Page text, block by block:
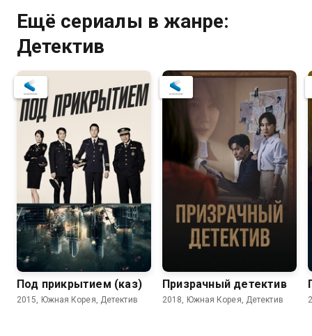
Ещё сериалы в жанре:
Детектив
Под прикрытием (каз)
2015, Южная Корея, Детектив
Призрачный детектив
2018, Южная Корея, Детектив